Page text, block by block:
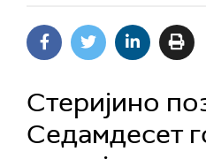
Стеријино
Седамдесет